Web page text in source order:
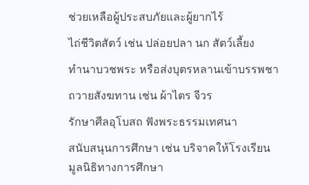
ช่วยเหลือผู้ประสบภัยและผู้ยากไร้
ไถ่ชีวิตสัตว์ เช่น ปล่อยปลา นก สัตว์เลี้ยง
ทำนาบวชพระ หรือส่งบุตรหลานเข้าบรรพชา
ถวายสังฆทาน เช่น ผ้าไตร จีวร
รักษาศีลอุโบสถ ฟังพระธรรมเทศนา
สนับสนุนการศึกษา เช่น บริจาคให้โรงเรียน
มูลนิธิทางการศึกษา